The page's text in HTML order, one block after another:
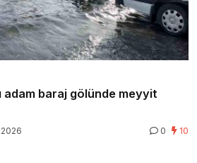
adam baraj gölünde meyyit
0 10